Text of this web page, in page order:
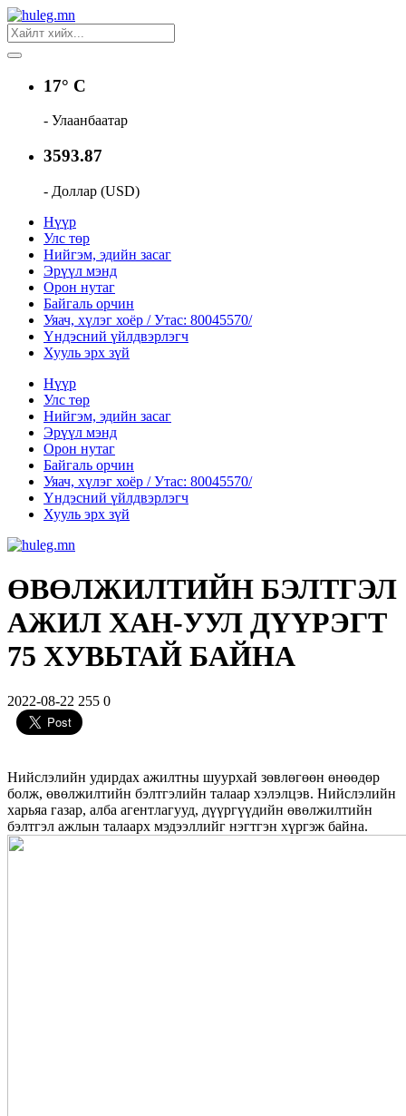
17° C
- Улаанбаатар
3593.87
- Доллар (USD)
Нүүр
Улс төр
Нийгэм, эдийн засаг
Эрүүл мэнд
Орон нутаг
Байгаль орчин
Уяач, хүлэг хоёр / Утас: 80045570/
Үндэсний үйлдвэрлэгч
Хууль эрх зүй
Нүүр
Улс төр
Нийгэм, эдийн засаг
Эрүүл мэнд
Орон нутаг
Байгаль орчин
Уяач, хүлэг хоёр / Утас: 80045570/
Үндэсний үйлдвэрлэгч
Хууль эрх зүй
ӨВӨЛЖИЛТИЙН БЭЛТГЭЛ
АЖИЛ ХАН-УУЛ ДҮҮРЭГТ
75 ХУВЬТАЙ БАЙНА
2022-08-22 255 0
Нийслэлийн удирдах ажилтны шуурхай зөвлөгөөн өнөөдөр
болж, өвөлжилтийн бэлтгэлийн талаар хэлэлцэв. Нийслэлийн
харьяа газар, алба агентлагууд, дүүргүүдийн өвөлжилтийн
бэлтгэл ажлын талаарх мэдээллийг нэгтгэн хүргэж байна.